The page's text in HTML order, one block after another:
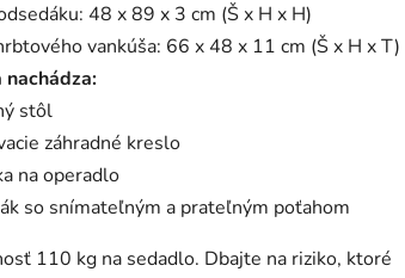
48 x 89 x 3 cm (Š x H x H)
vankúša: 66 x 48 x 11 cm (Š x H x T)
nachádza:
stôl
záhradné kreslo
na operadlo
so snímateľným a prateľným poťahom
110 kg na sedadlo. Dbajte na riziko, ktoré